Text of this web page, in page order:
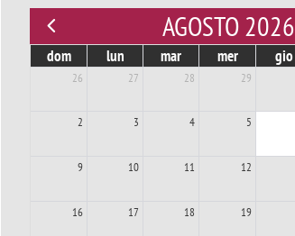
AGOSTO 2026
dom lun mar mer gio
26 27 28 29
2 3 4 5
9 10 11 12
16 17 18 19